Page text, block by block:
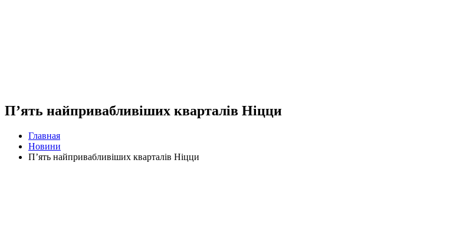
П’ять найпривабливіших кварталів Ніцци
Главная
Новини
П’ять найпривабливіших кварталів Ніцци